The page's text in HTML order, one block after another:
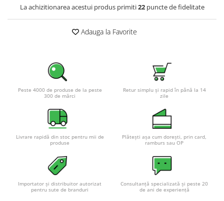
Controlere solare
Sisteme de stocare energie
Pachete complete stocare energie
Sisteme de Stocare Comerciale
Sisteme fotovoltaice complete
Sisteme fotovoltaice de putere
Sisteme fotovoltaice profesionale
Pachete sisteme fotovoltaice
Statii de incarcare vehicule
La achizitionarea acestui produs primiti22puncte de fidelitate
Adauga la Favorite
Peste 4000 de produse de la peste
300 de mărci
Retur simplu și rapid în până la 14
zile
Livrare rapidă din stoc pentru mii de
produse
Plătești așa cum dorești, prin card,
ramburs sau OP
Importator și distribuitor autorizat
pentru sute de branduri
Consultanță specializată și peste 20
de ani de experiență